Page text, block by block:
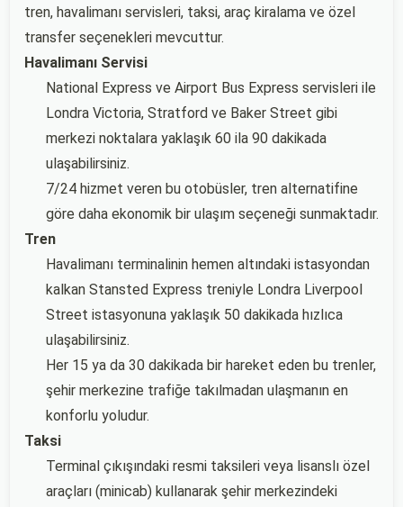
tren, havalimanı servisleri, taksi, araç kiralama ve özel
transfer seçenekleri mevcuttur.
Havalimanı Servisi
National Express ve Airport Bus Express servisleri ile
Londra Victoria, Stratford ve Baker Street gibi
merkezi noktalara yaklaşık 60 ila 90 dakikada
ulaşabilirsiniz.
7/24 hizmet veren bu otobüsler, tren alternatifine
göre daha ekonomik bir ulaşım seçeneği sunmaktadır.
Tren
Havalimanı terminalinin hemen altındaki istasyondan
kalkan Stansted Express treniyle Londra Liverpool
Street istasyonuna yaklaşık 50 dakikada hızlıca
ulaşabilirsiniz.
Her 15 ya da 30 dakikada bir hareket eden bu trenler,
şehir merkezine trafiğe takılmadan ulaşmanın en
konforlu yoludur.
Taksi
Terminal çıkışındaki resmi taksileri veya lisanslı özel
araçları (minicab) kullanarak şehir merkezindeki